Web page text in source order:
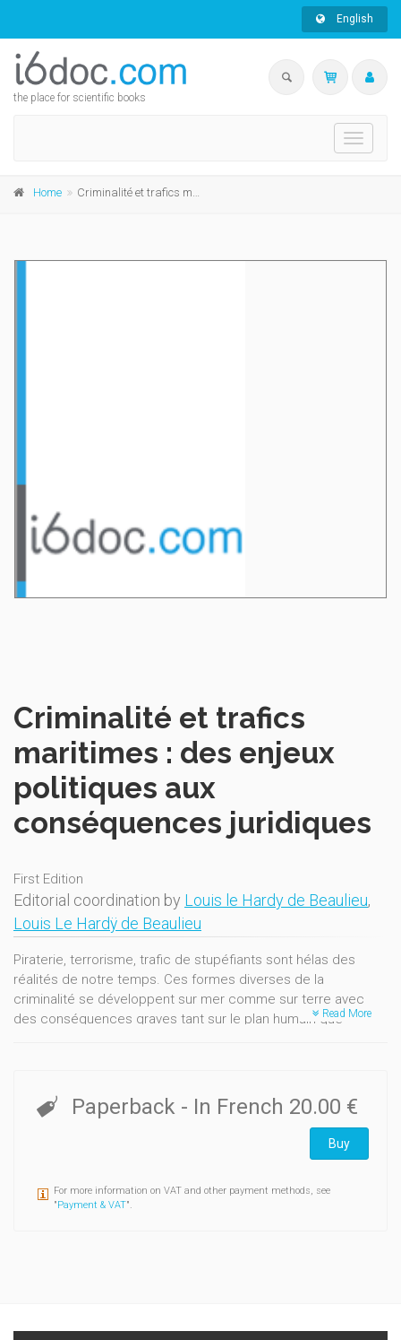
English
the place for scientific books
Toggle
Home Criminalité et trafics maritimes : des enjeux politiques aux conséquences juridiques
Criminalité et trafics
maritimes : des enjeux
politiques aux
conséquences juridiques
First Edition
Editorial coordination by Louis le Hardy de Beaulieu,
Louis Le Hardÿ de Beaulieu
Piraterie, terrorisme, trafic de stupéfiants sont hélas des
réalités de notre temps. Ces formes diverses de la
criminalité se développent sur mer comme sur terre avec
des conséquences graves tant sur le plan humain que
apportant leur contribution, le débat s'en trouve
particulièrement enrichi. Cet ouvrage offre la synthèse des
analyses développées le 1er juin 2006 à l'occasion d'une
journée d'études co-organisée à l'Ecole Royale Militaire
de la Guerre avec l'Unité de formation et de recherche en
Read More
Paperback - In French 20.00 €
Buy
For more information on VAT and other payment methods, see
"Payment & VAT".